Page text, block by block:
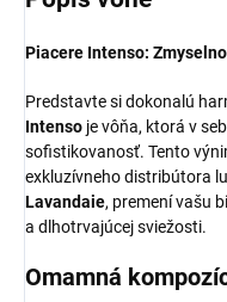
Piacere Intenso:
Predstavte si dokonalú
Intenso je vôňa, ktorá v
sofistikovanosť. Tento
exkluzívneho distribútora
Lavandaie, premení vašu
a dlhotrvajúcej sviežosti.
Omamná